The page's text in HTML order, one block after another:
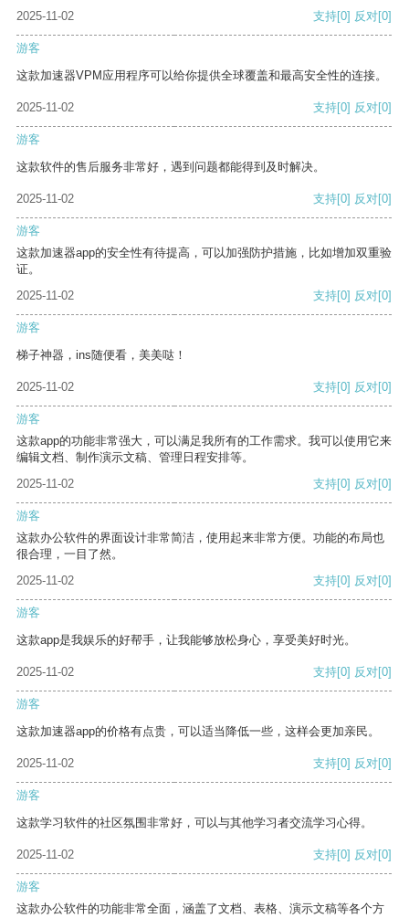
2025-11-02
支持[0] 反对[0]
游客
这款加速器VPM应用程序可以给你提供全球覆盖和最高安全性的连接。
2025-11-02 支持[0] 反对[0]
游客
这款软件的售后服务非常好，遇到问题都能得到及时解决。
2025-11-02 支持[0] 反对[0]
游客
这款加速器app的安全性有待提高，可以加强防护措施，比如增加双重验
证。
2025-11-02
支持[0] 反对[0]
游客
梯子神器，ins随便看，美美哒！
2025-11-02 支持[0] 反对[0]
游客
这款app的功能非常强大，可以满足我所有的工作需求。我可以使用它来
编辑文档、制作演示文稿、管理日程安排等。
2025-11-02
支持[0] 反对[0]
游客
这款办公软件的界面设计非常简洁，使用起来非常方便。功能的布局也
很合理，一目了然。
2025-11-02
支持[0] 反对[0]
游客
这款app是我娱乐的好帮手，让我能够放松身心，享受美好时光。
2025-11-02 支持[0] 反对[0]
游客
这款加速器app的价格有点贵，可以适当降低一些，这样会更加亲民。
2025-11-02 支持[0] 反对[0]
游客
这款学习软件的社区氛围非常好，可以与其他学习者交流学习心得。
2025-11-02 支持[0] 反对[0]
游客
这款办公软件的功能非常全面，涵盖了文档、表格、演示文稿等各个方